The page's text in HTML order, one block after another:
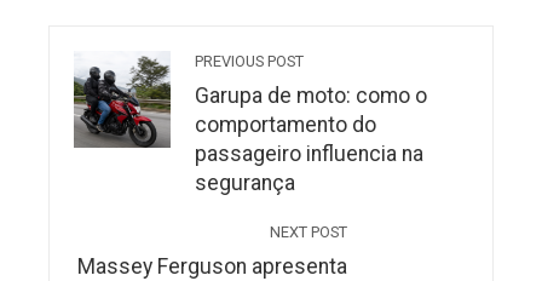
PREVIOUS POST
Garupa de moto: como o
comportamento do
passageiro influencia na
segurança
NEXT POST
Massey Ferguson apresenta